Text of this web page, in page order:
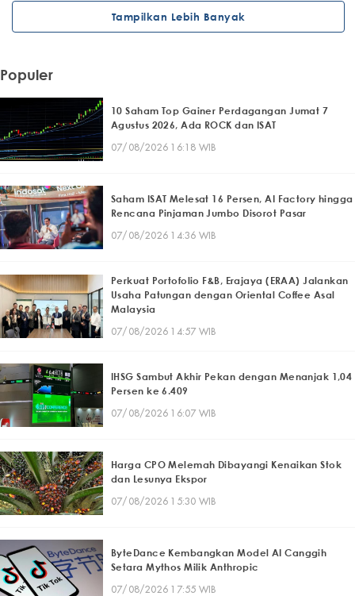
Tampilkan Lebih Banyak
Populer
10 Saham Top Gainer Perdagangan Jumat 7
Agustus 2026, Ada ROCK dan ISAT
07/08/2026 16:18 WIB
Saham ISAT Melesat 16 Persen, AI Factory hingga
Rencana Pinjaman Jumbo Disorot Pasar
07/08/2026 14:36 WIB
Perkuat Portofolio F&B, Erajaya (ERAA) Jalankan
Usaha Patungan dengan Oriental Coffee Asal
Malaysia
07/08/2026 14:57 WIB
IHSG Sambut Akhir Pekan dengan Menanjak 1,04
Persen ke 6.409
07/08/2026 16:07 WIB
Harga CPO Melemah Dibayangi Kenaikan Stok
dan Lesunya Ekspor
07/08/2026 15:30 WIB
ByteDance Kembangkan Model AI Canggih
Setara Mythos Milik Anthropic
07/08/2026 17:55 WIB